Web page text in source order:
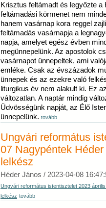
Krisztus feltámadt és legyőzte a
feltámadási körmenet nem
hanem vasárnap kora reggel
feltámadás vasárnapja a
napja, amelyet egész évben
megünnepelünk. Az apostolok
vasárnapot ünnepeltek, ami
emléke. Csak az évszázadok
ünnepek és az ezekre való
liturgikus év nem alakult ki. Ez
változatlan. A naptár mindig
Üdvösségünk napját, az Élő
ünnepelünk. tovább
Ungvári református
07 Nagypéntek
lelkész
Héder János / 2023-04-08
Ungvári református istentisztelet 2023
lelkész tovább